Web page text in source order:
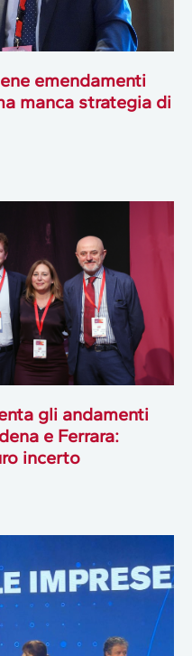
emendamenti
manca strategia di
gli andamenti
e Ferrara:
incerto